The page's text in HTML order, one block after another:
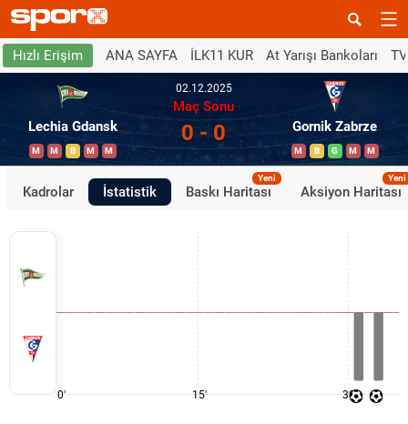
Hızlı Erişim ANA SAYFA İLK11 KUR At Yarışı Bankoları
Lechia Gdansk
M M B M M
02.12.2025
Maç Sonu
0 - 0 Gornik Zabrze
M B G M M
Kadrolar İstatistik Baskı Haritası
Yeni
Aksiyon Haritası
Yeni
0' 15' 30'